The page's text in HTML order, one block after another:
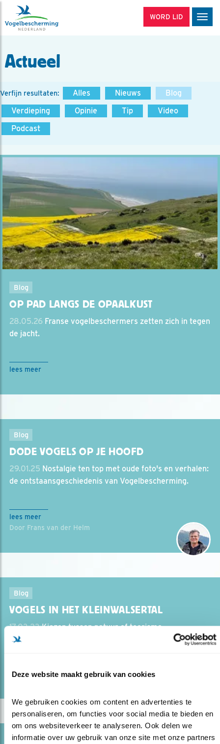
Deze website maakt gebruik van cookies
We gebruiken cookies om content en advertenties te
personaliseren, om functies voor social media te bieden en
om ons websiteverkeer te analyseren. Ook delen we
informatie over uw gebruik van onze site met onze partners
WORD LID
Actueel
Verfijn resultaten: Alles Nieuws
Blog
Verdieping
Opinie Tip
Video
Podcast
Blog
OP PAD LANGS DE OPAALKUST
28.05.26 Franse vogelbeschermers zetten zich in tegen
de jacht.
lees meer
Blog
DODE VOGELS OP JE HOOFD
29.01.25 Nostalgie ten top met oude foto's en verhalen:
de ontstaansgeschiedenis van Vogelbescherming.
lees meer
Door Frans van der Helm
Blog
VOGELS IN HET KLEINWALSERTAL
17.03.23Kiezen tussen natuur of toerisme.
Door Hans Peeters
Blog